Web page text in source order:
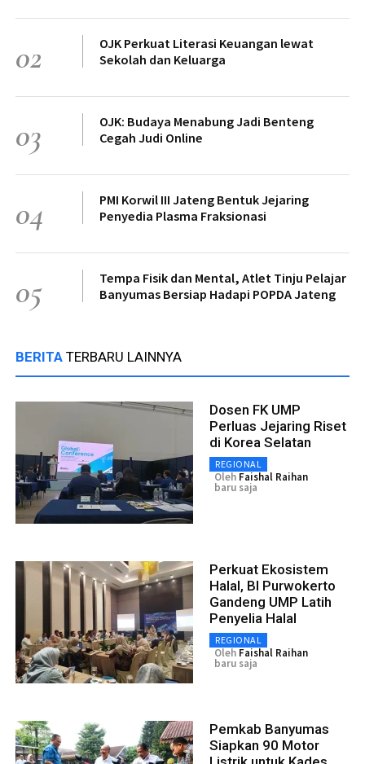
02
OJK Perkuat Literasi Keuangan lewat
Sekolah dan Keluarga
03
OJK: Budaya Menabung Jadi Benteng
Cegah Judi Online
04
PMI Korwil III Jateng Bentuk Jejaring
Penyedia Plasma Fraksionasi
05
Tempa Fisik dan Mental, Atlet Tinju Pelajar
Banyumas Bersiap Hadapi POPDA Jateng
BERITA TERBARU LAINNYA
Dosen FK UMP
Perluas Jejaring Riset
di Korea Selatan
REGIONAL
Oleh Faishal Raihan
baru saja
Perkuat Ekosistem
Halal, BI Purwokerto
Gandeng UMP Latih
Penyelia Halal
REGIONAL
Oleh Faishal Raihan
baru saja
Pemkab Banyumas
Siapkan 90 Motor